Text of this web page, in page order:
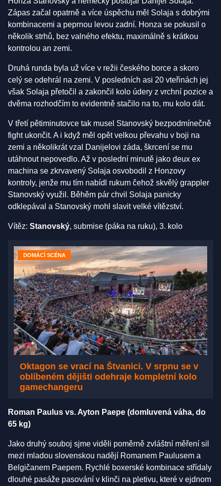
Zápas začal opatrně a více úspěchu měl Solaja s dobrými
kombinacemi a peprnou levou zadní. Honza se pokusil o
několik strhů, bez valného efektu, maximálně s krátkou
kontrolou an zemi.
Druhá runda byla už více v režii českého borce a skoro
celý se odehrál na zemi. V posledních asi 20 vteřinách jej
však Solaja přetočil a zakončil kolo údery z vrchní pozice a
dvěma rozhodčím to evidentně stačilo na to, mu kolo dát.
V třetí pětiminutovce tak musel Stanovský bezpodmínečně
fight ukončit. A i když měl opět velkou převahu v boji na
zemi a několikrát vzal Danijelovi záda, škrcení se mu
utáhnout nepovedlo. Až v poslední minutě jako deux ex
machina se zkrvavený Solaja osvobodil z Honzovy
kontroly, jenže mu tím nabídl rukum čehož skvělý grappler
Stanovský využil. Běhěm pár chvil Solaja panicky
odklepával a Stanovský mohl slavit velké vítězství.
Vítěz: Stanovský, submise (páka na ruku), 3. kolo
DOMÁCÍ SCÉNA
Oktagon se vrací na Štvanici. V srpnu se v
oblíbeném dějišti odehraje kompletní kolo
gamechangeru
Roman Paulus vs. Ayton Paepe (domluvená váha, do
65 kg)
Jako druhý souboj sjme viděli poměrně zvláštní měření sil
mezi mladou slovenskou nadějí Romanem Paulusem a
Belgičanem Paepem. Rychlé boxerské kombinace střídaly
dlouhé pasáže pasování v klinči na pletivu, které v ejdnom